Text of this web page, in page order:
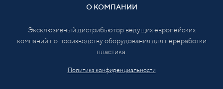
О КОМПАНИИ
Эксклюзивный дистрибьютор ведущих европейских
компаний по производству оборудования для переработки
пластика.
Политика конфиденциальности